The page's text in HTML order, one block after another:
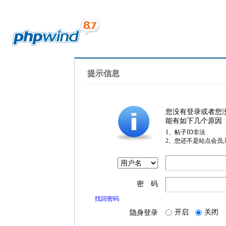
提示信息
您没有登录或者您
能有如下几个原因
1、帖子ID非法
2、您还不是站点会员
密 码
找回密码
隐身登录 开启 关闭